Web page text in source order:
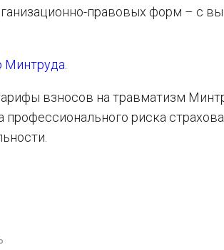
правовых форм – с
Минтруда
взносов на травматизм
профессионального риска